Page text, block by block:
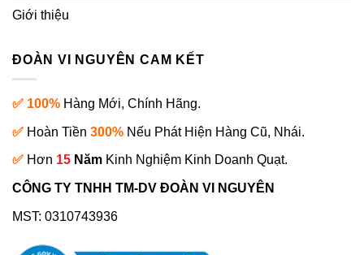
Giới thiệu
ĐOÀN VI NGUYÊN CAM KẾT
✅ 100% Hàng Mới, Chính Hãng.
✅ Hoàn Tiền 300% Nếu Phát Hiện Hàng Cũ, Nhái.
✅ Hơn 15 Năm Kinh Nghiệm Kinh Doanh Quạt.
CÔNG TY TNHH TM-DV ĐOÀN VI NGUYÊN
MST: 0310743936